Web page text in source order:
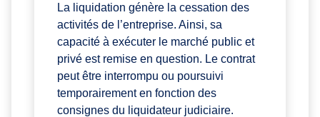
La liquidation génère la cessation des
activités de l’entreprise. Ainsi, sa
capacité à exécuter le marché public et
privé est remise en question. Le contrat
peut être interrompu ou poursuivi
temporairement en fonction des
consignes du liquidateur judiciaire.